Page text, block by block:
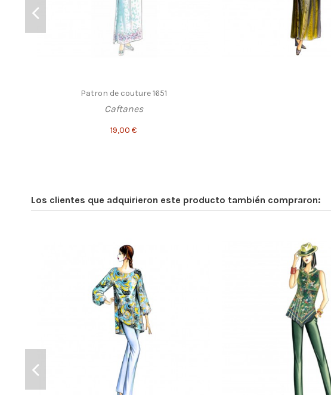
Patron de couture 1651
Caftanes
19,00 €
Los clientes que adquirieron este producto también compraron: